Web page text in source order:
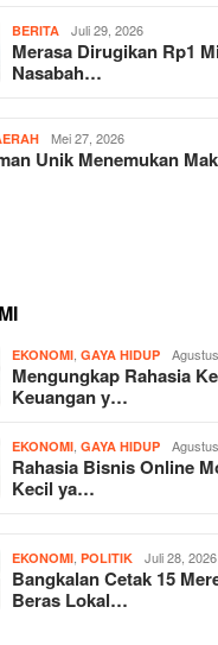
BERITA Juli 29, 2026
Merasa Dirugikan Rp1
Nasabah…
Mei 27, 2026
Unik Menemukan
EKONOMI ,GAYA HIDUP
Mengungkap Rahasia
Keuangan y…
EKONOMI ,GAYA HIDUP
Rahasia Bisnis Online
Kecil ya…
EKONOMI ,POLITIK Juli 28, 2026
Bangkalan Cetak 15
Beras Lokal…